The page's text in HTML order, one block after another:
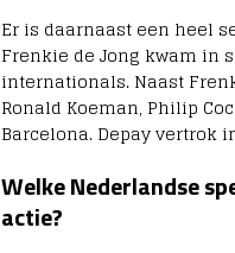
Er is daarnaast een heel
Frenkie de Jong kwam in
internationals. Naast
Ronald Koeman, Philip
Barcelona. Depay vertrok
Welke Nederlandse
actie?